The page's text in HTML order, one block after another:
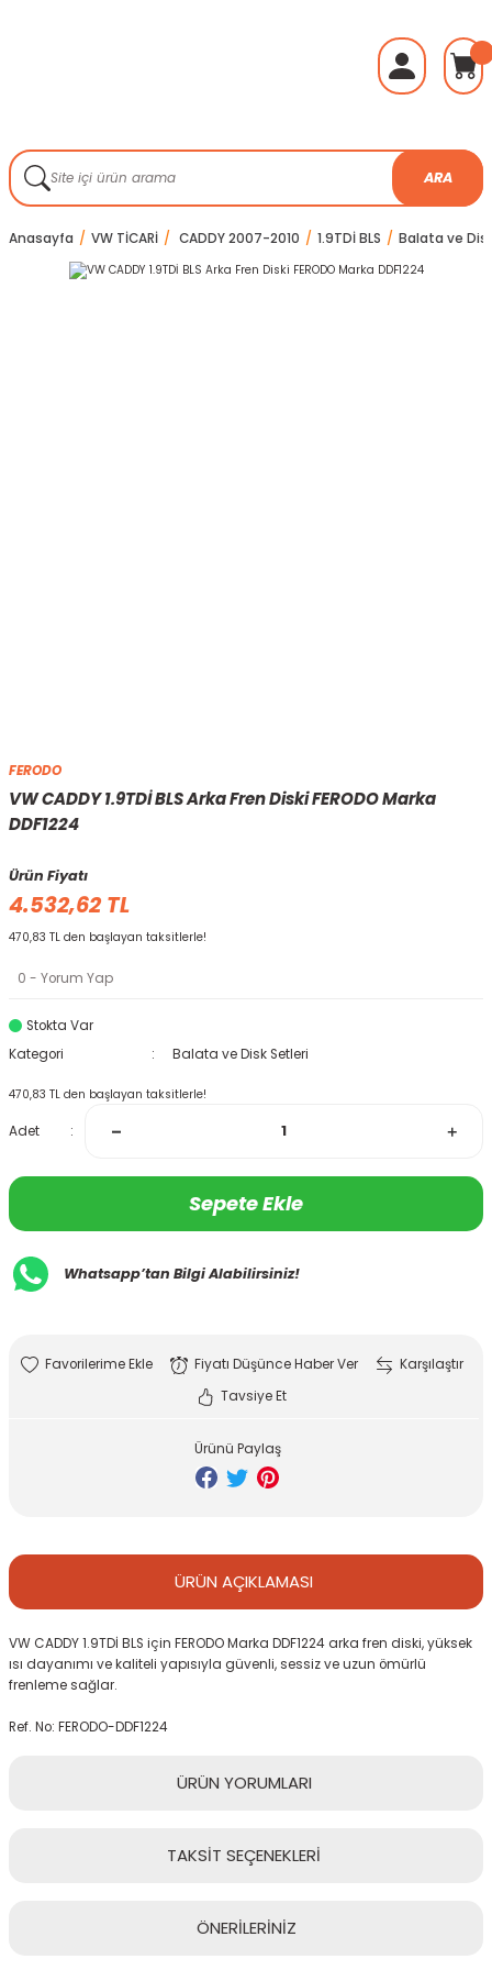
ARA
Anasayfa VW TİCARİ CADDY 2007-2010 1.9TDİ BLS Balata ve
FERODO
VW CADDY 1.9TDİ BLS Arka Fren Diski FERODO Marka
DDF1224
Ürün Fiyatı
4.532,62 TL
470,83 TL den başlayan taksitlerle!
0 - Yorum Yap
Stokta Var
Kategori
Balata ve Disk Setleri
470,83 TL den başlayan taksitlerle!
Adet
Sepete Ekle
Whatsapp’tan Bilgi Alabilirsiniz!
Fiyatı Düşünce Haber Ver
Karşılaştır
Tavsiye Et
Ürünü Paylaş
ÜRÜN AÇIKLAMASI
VW CADDY 1.9TDİ BLS için FERODO Marka DDF1224 arka fren diski, yüksek
ısı dayanımı ve kaliteli yapısıyla güvenli, sessiz ve uzun ömürlü
frenleme sağlar.
Ref. No: FERODO-DDF1224
ÜRÜN YORUMLARI
TAKSİT SEÇENEKLERİ
ÖNERİLERİNİZ